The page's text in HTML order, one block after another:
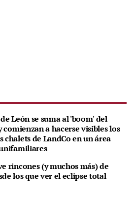
León se suma al 'boom' del
a hacerse visibles los
chalets de LandCo en un área
rincones (y muchos más) de
los que ver el eclipse total